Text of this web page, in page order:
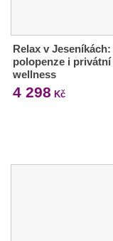
Relax v Jeseníkách:
polopenze i privátní
wellness
4 298 Kč